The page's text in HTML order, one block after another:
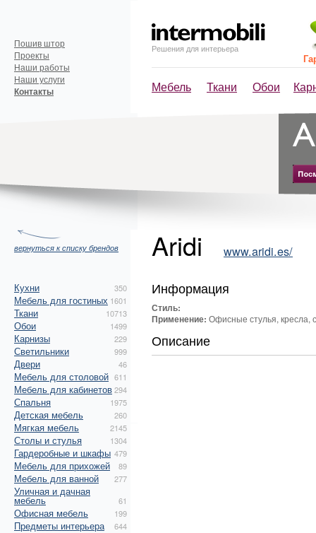
Решения для интерьера
Мебель Ткани Обои
Пошив штор
Проекты
Наши работы
Наши услуги
Контакты
вернуться к списку брендов
Кухни 350
Мебель для гостиных 1601
Ткани 10713
Обои 1499
Карнизы 229
Светильники 999
Двери 46
Мебель для столовой 611
Мебель для кабинетов294
Спальня 1975
Детская мебель 260
Мягкая мебель 2145
Столы и стулья 1304
Гардеробные и шкафы 479
Мебель для прихожей 89
Мебель для ванной 277
Уличная и дачная
мебель 61
Офисная мебель 199
Предметы интерьера 644
Aridi www.aridi.es/
Информация
Стиль:
Применение: Офисные стулья, кресла,
Описание